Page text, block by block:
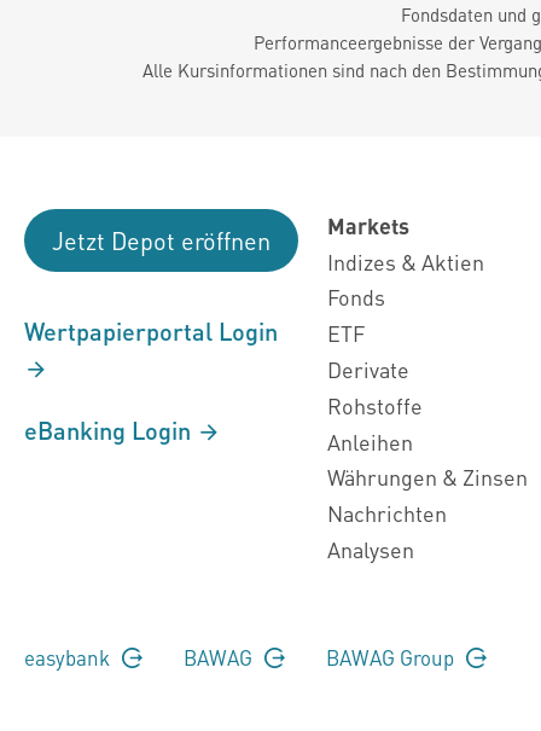
Fondsdaten und
Performanceergebnisse der
Alle Kursinformationen sind nach den
Jetzt Depot eröffnen
Wertpapierportal Login
eBanking Login
Markets
Indizes & Aktien
Fonds
ETF
Derivate
Rohstoffe
Anleihen
Währungen & Zinsen
Nachrichten
Analysen
easybank BAWAG BAWAG Group